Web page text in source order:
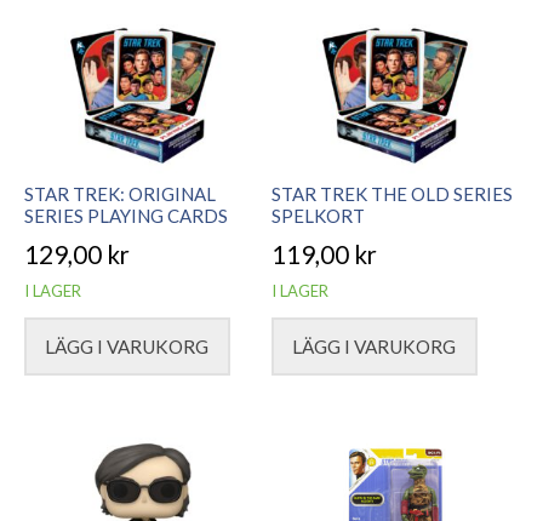
STAR TREK: ORIGINAL
SERIES PLAYING CARDS
129,00 kr
I LAGER
LÄGG I VARUKORG
STAR TREK THE OLD SERIES
SPELKORT
119,00 kr
I LAGER
LÄGG I VARUKORG